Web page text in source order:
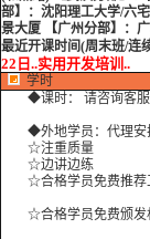
部】：沈阳理工大学/六
景大厦 【广州分部】：
最近开课时间(周末班/连
22日..实用开发培训..
学时
◆课时： 请咨询客服
◆外地学员：代理安排
☆注重质量
☆边讲边练
☆合格学员免费推荐
☆合格学员免费颁发相